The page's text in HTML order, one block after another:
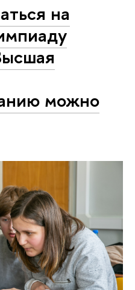
на
можно